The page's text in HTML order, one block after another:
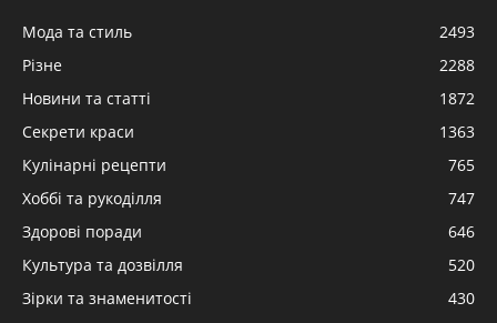
Мода та стиль
2493
Різне
2288
Новини та статті
1872
Секрети краси
1363
Кулінарні рецепти
765
Хоббі та рукоділля
747
Здорові поради
646
Культура та дозвілля
520
Зірки та знаменитості
430